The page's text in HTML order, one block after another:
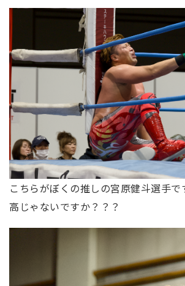
こちらがぼくの推しの宮原健斗選手で
高じゃないですか？？？